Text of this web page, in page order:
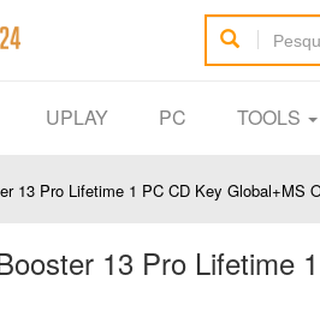
UPLAY PC TOOLS
13 Pro Lifetime 1 PC CD Key Global+MS
13 Pro Lifetime